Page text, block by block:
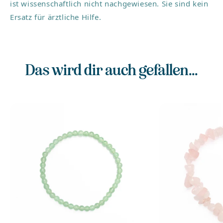
wirkt beruhigend
Verpackung: alva lou Schachtel
ist wissenschaftlich nicht nachgewiesen. Sie sind kein
Ersatz für ärztliche Hilfe.
Das wird dir auch gefallen...